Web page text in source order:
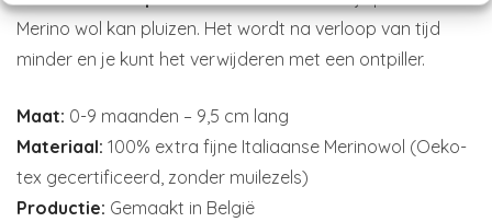
Merino wol kan pluizen. Het wordt na verloop van tijd
minder en je kunt het verwijderen met een ontpiller.
Maat: 0-9 maanden – 9,5 cm lang
Materiaal: 100% extra fijne Italiaanse Merinowol (Oeko-
tex gecertificeerd, zonder muilezels)
Productie: Gemaakt in België